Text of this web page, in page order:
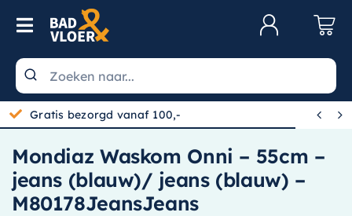
Skip to content
Toggle Navigation
Wastafels
Toiletten
Spiegels
Kranen
Gratis bezorgd vanaf 100,-  
Mondiaz Waskom Onni – 55cm –
jeans (blauw)/ jeans (blauw) –
M80178JeansJeans